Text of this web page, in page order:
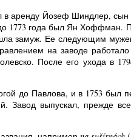
в аренду Йозеф Шиндлер,
года был Ян Хоффман.
замуж. Ее следующим
на заводе
После его ухода в
до Павлова, и в 1753 был
выпускал, прежде